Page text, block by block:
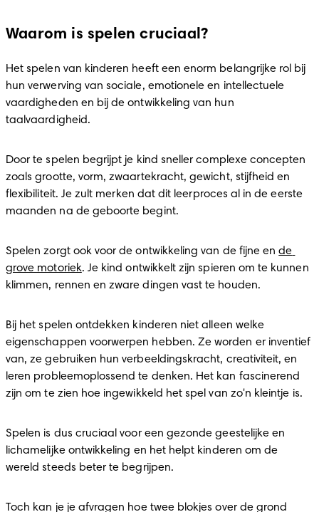
Waarom is spelen cruciaal?
Het spelen van kinderen heeft een enorm belangrijke rol bij
hun verwerving van sociale, emotionele en intellectuele
vaardigheden en bij de ontwikkeling van hun
taalvaardigheid.
Door te spelen begrijpt je kind sneller complexe concepten
zoals grootte, vorm, zwaartekracht, gewicht, stijfheid en
flexibiliteit. Je zult merken dat dit leerproces al in de eerste
maanden na de geboorte begint.
Spelen zorgt ook voor de ontwikkeling van de fijne en de
grove motoriek. Je kind ontwikkelt zijn spieren om te kunnen
klimmen, rennen en zware dingen vast te houden.
Bij het spelen ontdekken kinderen niet alleen welke
eigenschappen voorwerpen hebben. Ze worden er inventief
van, ze gebruiken hun verbeeldingskracht, creativiteit, en
leren probleemoplossend te denken. Het kan fascinerend
zijn om te zien hoe ingewikkeld het spel van zo'n kleintje is.
Spelen is dus cruciaal voor een gezonde geestelijke en
lichamelijke ontwikkeling en het helpt kinderen om de
wereld steeds beter te begrijpen.
Toch kan je je afvragen hoe twee blokjes over de grond